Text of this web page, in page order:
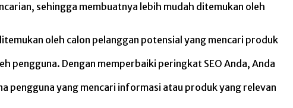
sehingga membuatnya lebih mudah ditemukan oleh
oleh calon pelanggan potensial yang mencari produk
pengguna. Dengan memperbaiki peringkat SEO Anda, Anda
pengguna yang mencari informasi atau produk yang relevan